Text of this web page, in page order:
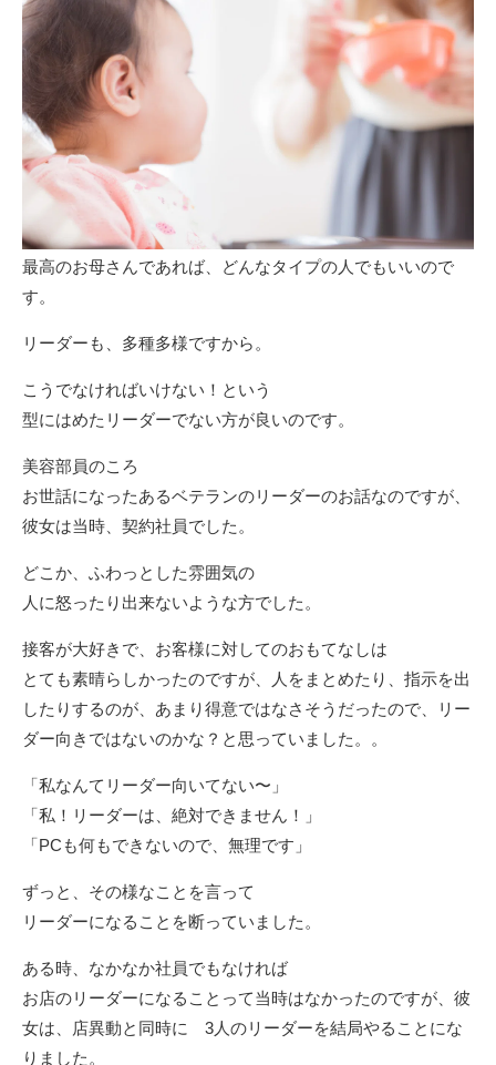
最高のお母さんであれば、どんなタイプの人でもいいので
す。
リーダーも、多種多様ですから。
こうでなければいけない！という
型にはめたリーダーでない方が良いのです。
美容部員のころ
お世話になったあるベテランのリーダーのお話なのですが、
彼女は当時、契約社員でした。
どこか、ふわっとした雰囲気の
人に怒ったり出来ないような方でした。
接客が大好きで、お客様に対してのおもてなしは
とても素晴らしかったのですが、人をまとめたり、指示を出
したりするのが、あまり得意ではなさそうだったので、リー
ダー向きではないのかな？と思っていました。。
「私なんてリーダー向いてない〜」
「私！リーダーは、絶対できません！」
「PCも何もできないので、無理です」
ずっと、その様なことを言って
リーダーになることを断っていました。
ある時、なかなか社員でもなければ
お店のリーダーになることって当時はなかったのですが、彼
女は、店異動と同時に 3人のリーダーを結局やることにな
りました。